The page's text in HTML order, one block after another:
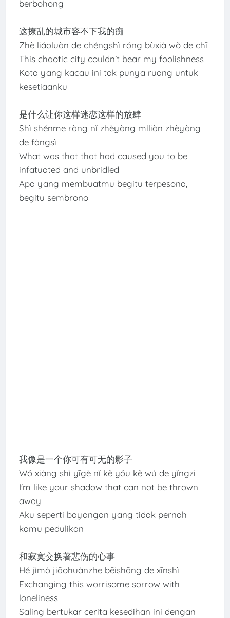
berbohong
这撩乱的城市容不下我的痴
Zhè liáoluàn de chéngshì róng bùxià wǒ de chī
This chaotic city couldn’t bear my foolishness
Kota yang kacau ini tak punya ruang untuk
kesetiaanku
是什么让你这样迷恋这样的放肆
Shì shénme ràng nǐ zhèyàng míliàn zhèyàng
de fàngsì
What was that that had caused you to be
infatuated and unbridled
Apa yang membuatmu begitu terpesona,
begitu sembrono
我像是一个你可有可无的影子
Wǒ xiàng shì yīgè nǐ kě yǒu kě wú de yǐngzi
I'm like your shadow that can not be thrown
away
Aku seperti bayangan yang tidak pernah
kamu pedulikan
和寂寞交换著悲伤的心事
Hé jìmò jiāohuànzhe bēishāng de xīnshì
Exchanging this worrisome sorrow with
loneliness
Saling bertukar cerita kesedihan ini dengan